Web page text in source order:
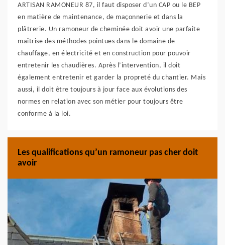
ARTISAN RAMONEUR 87, il faut disposer d’un CAP ou le BEP
en matière de maintenance, de maçonnerie et dans la
plâtrerie. Un ramoneur de cheminée doit avoir une parfaite
maîtrise des méthodes pointues dans le domaine de
chauffage, en électricité et en construction pour pouvoir
entretenir les chaudières. Après l’intervention, il doit
également entretenir et garder la propreté du chantier. Mais
aussi, il doit être toujours à jour face aux évolutions des
normes en relation avec son métier pour toujours être
conforme à la loi.
Les qualifications qu’un ramoneur pas cher doit
avoir